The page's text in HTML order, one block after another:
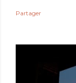
Partager